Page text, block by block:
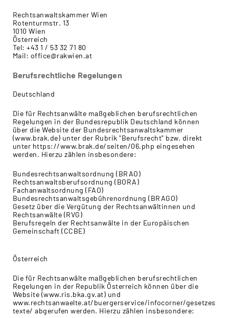
Rechtsanwaltskammer Wien
Rotenturmstr. 13
1010 Wien
Österreich
Tel: +43 1 / 53 32 71 80
Mail: office@rakwien.at
Berufsrechtliche Regelungen
Deutschland
Die für Rechtsanwälte maßgeblichen berufsrechtlichen
Regelungen in der Bundesrepublik Deutschland können
über die Website der Bundesrechtsanwaltskammer
(www.brak.de) unter der Rubrik "Berufsrecht" bzw. direkt
unter https://www.brak.de/seiten/06.php eingesehen
werden. Hierzu zählen insbesondere:
Bundesrechtsanwaltsordnung (BRAO)
Rechtsanwaltsberufsordnung (BORA)
Fachanwaltsordnung (FAO)
Bundesrechtsanwaltsgebührenordnung (BRAGO)
Gesetz über die Vergütung der Rechtsanwältinnen und
Rechtsanwälte (RVG)
Berufsregeln der Rechtsanwälte in der Europäischen
Gemeinschaft (CCBE)
Österreich
Die für Rechtsanwälte maßgeblichen berufsrechtlichen
Regelungen in der Republik Österreich können über die
Website (www.ris.bka.gv.at) und
www.rechtsanwaelte.at/buergerservice/infocorner/gesetzes
texte/ abgerufen werden. Hierzu zählen insbesondere: